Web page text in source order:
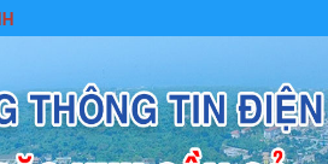
ĐẨY